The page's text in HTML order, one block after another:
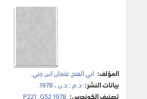
المؤلف: ابي الفتح عثمان ابن جني.
بيانات النشر: د.م:د.ن، 1978
.
تصنيف الكونجرس: P221 .G52 1978